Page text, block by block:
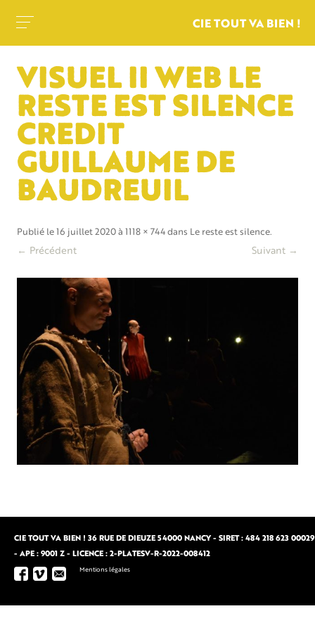
VISUEL II WEB LE
RESTE EST SILENCE
CREDIT
GUILLAUME DE
BAUDREUIL
Publié le 16 juillet 2020 à 1118 × 744 dans Le reste est silence.
← Précédent Suivant →
CIE TOUT VA BIEN ! 36 RUE DE DIEUZE 54000 NANCY - SIRET : 484 218 623 00029
- APE : 9001 Z - LICENCE : 2-PLATESV-R-2022-008412
Mentions légales
CIE TOUT VA BIEN !